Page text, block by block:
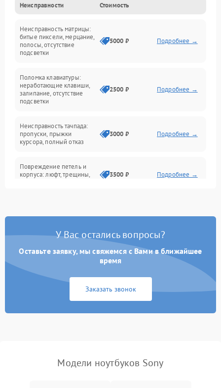
Устройства
Программные ошибки
Электрические и системные сбои
Интерфейсные проблемы
Батарея
Сеть и интернет
Неисправности Стоимость
Неисправность матрицы:
битые пиксели, мерцание,
полосы, отсутствие
подсветки
5000 ₽ Подробнее →
Поломка клавиатуры:
неработающие клавиши,
залипание, отсутствие
подсветки
2500 ₽ Подробнее →
Неисправность тачпада:
пропуски, прыжки
курсора, полный отказ
3000 ₽ Подробнее →
Повреждение петель и
корпуса: люфт, трещины,
3500 ₽ Подробнее →
быстрая разрядка,
2500 ₽ Подробнее →
Неисправность зарядного
питания
2000 ₽ Подробнее →
неисправности кулера
пропадание диска
У Вас остались вопросы?
Оставьте заявку, мы свяжемся с Вами в ближайшее
время
Заказать звонок
Модели ноутбуков Sony